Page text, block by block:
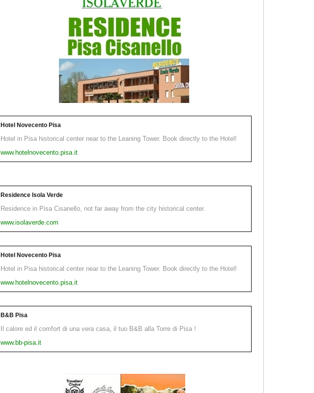
Hotel Novecento Pisa
Hotel in Pisa historical center near to the Leaning Tower. Book directly to the Hotel!
www.hotelnovecento.pisa.it
Residence Isola Verde
Residence in Pisa Cisanello, not far away from the city historical center.
www.isolaverde.com
Hotel Novecento Pisa
Hotel in Pisa historical center near to the Leaning Tower. Book directly to the Hotel!
www.hotelnovecento.pisa.it
B&B Pisa
Il calore ed il comfort di una vera casa, il tuo B&B alla Torre di Pisa !
www.bb-pisa.it